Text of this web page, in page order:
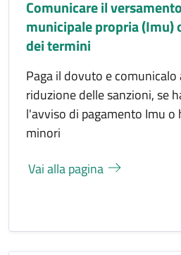
Comunicare il
municipale propria (Imu)
dei termini
Paga il dovuto e comunicalo
riduzione delle sanzioni, se
l'avviso di pagamento Imu
minori
Vai alla pagina